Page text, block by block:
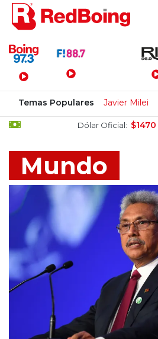
Menú Principal
Temas Populares Javier Milei
Dólar Oficial: $1470 / $1520
Mundo